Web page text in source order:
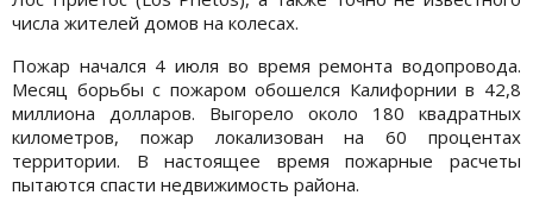
числа жителей домов на колесах.
Пожар начался 4 июля во время ремонта водопровода.
Месяц борьбы с пожаром обошелся Калифорнии в 42,8
миллиона долларов. Выгорело около 180 квадратных
километров, пожар локализован на 60 процентах
территории. В настоящее время пожарные расчеты
пытаются спасти недвижимость района.